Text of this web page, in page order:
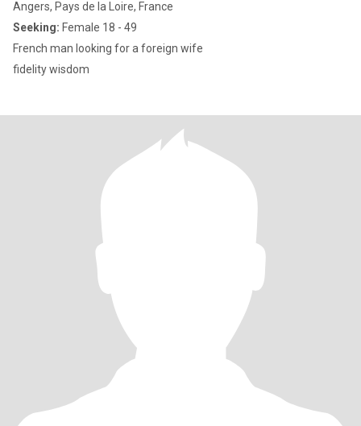
Angers, Pays de la Loire, France
Seeking: Female 18 - 49
French man looking for a foreign wife
fidelity wisdom